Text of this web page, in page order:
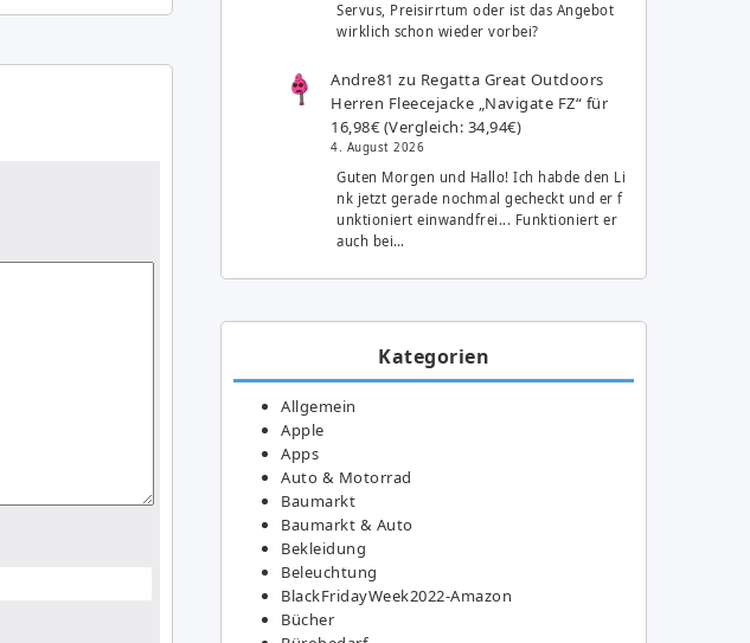
Servus, Preisirrtum oder ist das Angebot
wirklich schon wieder vorbei?
Andre81 zu Regatta Great Outdoors
Herren Fleecejacke „Navigate FZ“ für
16,98€ (Vergleich: 34,94€)
4. August 2026
Guten Morgen und Hallo! Ich habde den Li
nk jetzt gerade nochmal gecheckt und er f
unktioniert einwandfrei... Funktioniert er
auch bei…
Kategorien
Allgemein
Apple
Apps
Auto & Motorrad
Baumarkt
Baumarkt & Auto
Bekleidung
Beleuchtung
BlackFridayWeek2022-Amazon
Bücher